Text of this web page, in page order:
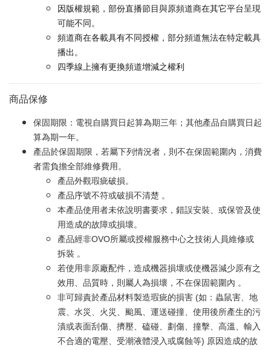
因版權規範，部份直播節目與原頻道商在其它平台呈現
可能不同。
頻道商在各載具有不同授權，部分頻道無法在特定載具
播出。
四季線上擁有更換頻道增減之權利
商品保修
保固期限：電視自購買日起算為期三年；其他產品自購買日起
算為期一年。
產品於保固期限，若屬下列情況者，則不在保固範圍內，消費
者需負擔全部維修費用。
產品外觀瑕疵破損。
產品序號不符或破損不清楚 。
本產品使用者未依說明書要求，錯誤安裝、或保管及使
用造成的故障或損壞。
產品經非OVO所屬或授權服務中心之技術人員維修或
拆裝 。
若使用非原廠配件，造成機器損壞或使機器減少原有之
效用、品質時，則屬人為損壞，不在保固範圍內 。
非可歸責於產品材料製造瑕疵的損害 (如：蟲鼠害、地
震、水災、火災、颱風、運送碰撞、使用後所產生的污
漬或表面刮傷、擠壓、磕碰、劃傷、撞擊、高溫、輸入
不合適的電壓、受潮液體浸入或腐蝕等) 原因造成的故